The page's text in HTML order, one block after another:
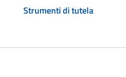
Strumenti di tutela